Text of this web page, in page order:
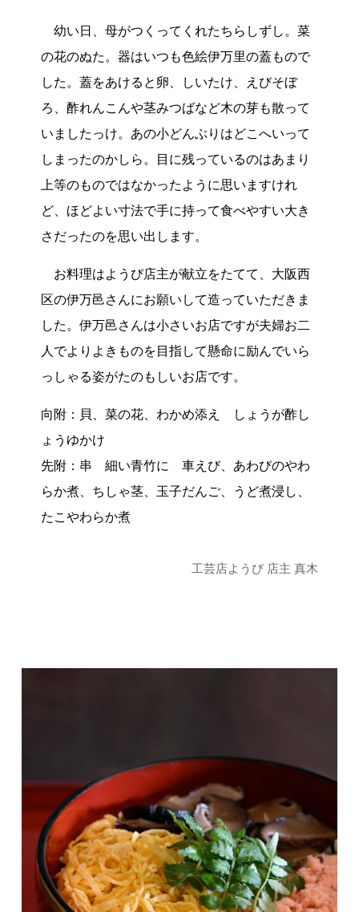
幼い日、母がつくってくれたちらしずし。菜
の花のぬた。器はいつも色絵伊万里の蓋もので
した。蓋をあけると卵、しいたけ、えびそぼ
ろ、酢れんこんや茎みつばなど木の芽も散って
いましたっけ。あの小どんぶりはどこへいって
しまったのかしら。目に残っているのはあまり
上等のものではなかったように思いますけれ
ど、ほどよい寸法で手に持って食べやすい大き
さだったのを思い出します。
お料理はようび店主が献立をたてて、大阪西
区の伊万邑さんにお願いして造っていただきま
した。伊万邑さんは小さいお店ですが夫婦お二
人でよりよきものを目指して懸命に励んでいら
っしゃる姿がたのもしいお店です。
向附：貝、菜の花、わかめ添え しょうが酢し
ょうゆかけ
先附：串 細い青竹に 車えび、あわびのやわ
らか煮、ちしゃ茎、玉子だんご、うど煮浸し、
たこやわらか煮
工芸店ようび 店主 真木